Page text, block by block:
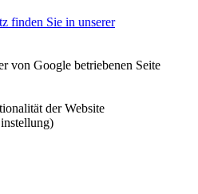
finden Sie in unserer
von Google betriebenen Seite
der Website